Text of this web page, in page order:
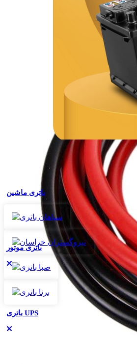
باتری ماشین
باتری موتور
باتری UPS